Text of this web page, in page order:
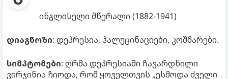
ინგლისელი მწერალი (1882-1941)
დიაგნოზი: დეპრესია, ჰალუცინაციები, კოშმარები.
სიმპტომები: ღრმა დეპრესიაში ჩავარდნილი
ვირჯინია ჩიოდა, რომ ყოველთვის „ესმოდა ძველი